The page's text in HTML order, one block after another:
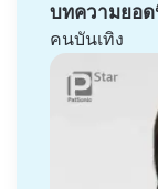
บทความยอ
คนบันเทิง